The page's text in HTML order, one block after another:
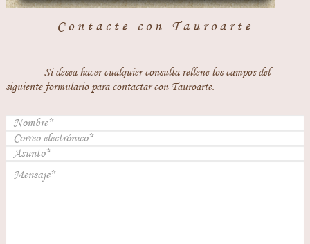
Contacte con Tauroarte
Si desea hacer cualquier consulta rellene los campos del
siguiente formulario para contactar con Tauroarte.